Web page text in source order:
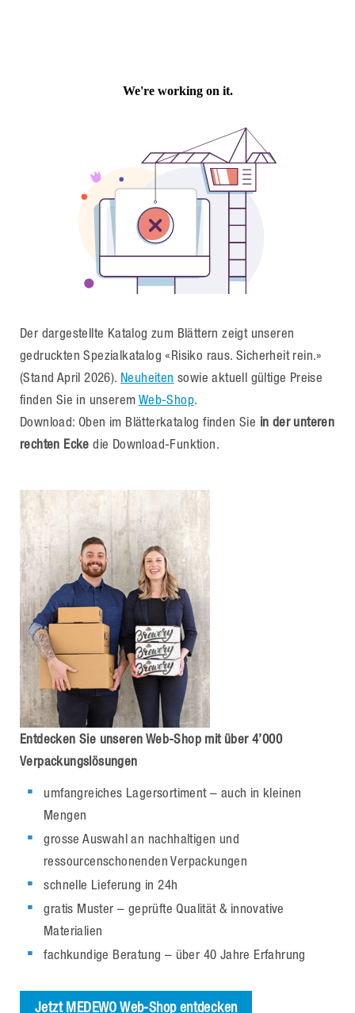
Der dargestellte Katalog zum Blättern zeigt unseren
gedruckten Spezialkatalog «Risiko raus. Sicherheit rein.»
(Stand April 2026). Neuheiten sowie aktuell gültige Preise
finden Sie in unserem Web-Shop.
Download: Oben im Blätterkatalog finden Sie in der unteren
rechten Ecke die Download-Funktion.
Entdecken Sie unseren Web-Shop mit über 4’000
Verpackungslösungen
umfangreiches Lagersortiment – auch in kleinen
Mengen
grosse Auswahl an nachhaltigen und
ressourcenschonenden Verpackungen
schnelle Lieferung in 24h
gratis Muster – geprüfte Qualität & innovative
Materialien
fachkundige Beratung – über 40 Jahre Erfahrung
Jetzt MEDEWO Web-Shop entdecken